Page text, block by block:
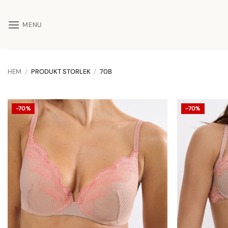
content
MENU
HEM / PRODUKT STORLEK / 70B
-70% -70%